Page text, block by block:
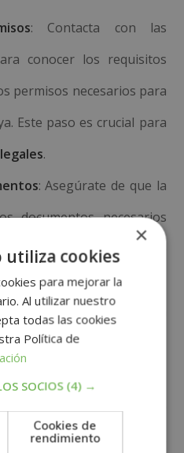
: Contacta con las
conocer los requisitos
permisos necesarios para
Este paso es crucial para
.
: Asegúrate de que la
documentos necesarios
certificados de
y, si es necesario,
o defunción. Coordina con
revisar que todo esté
en bodas en la playa.
×
utiliza cookies
para mejorar la
Al utilizar nuestro
todas las cookies
Política de
SOCIOS (4) →
Cookies de
rendimiento